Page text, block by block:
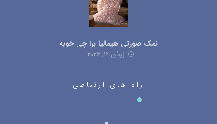
نمک صورتی هیمالیا برا چی خوبه
ژوئن ۱۲, ۲۰۲۶
راه های ارتباطی